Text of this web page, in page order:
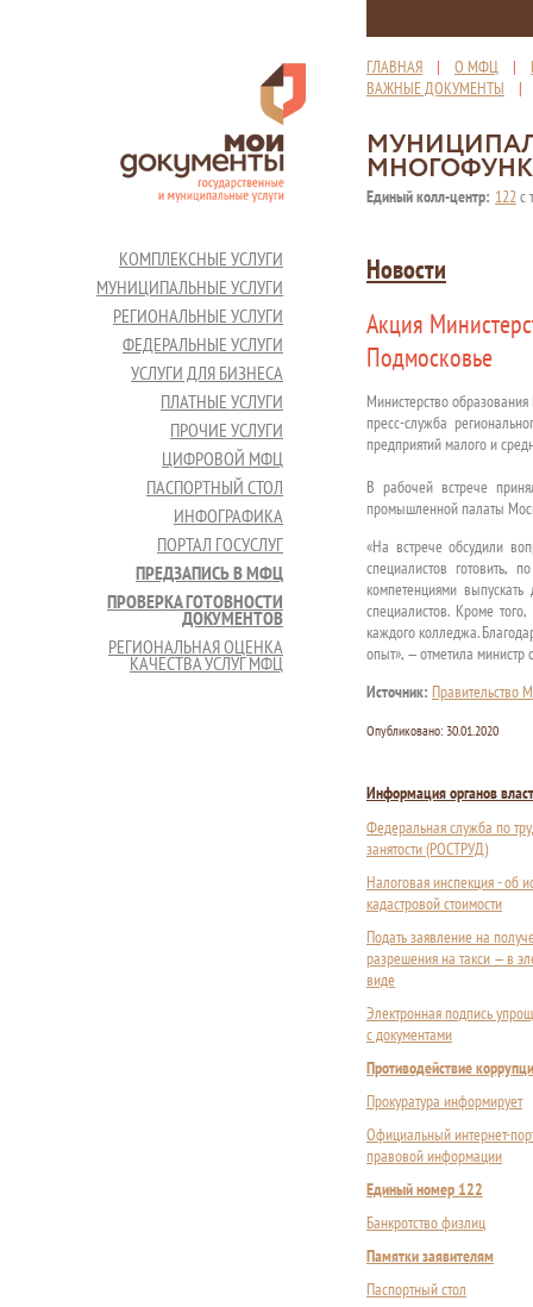
ГЛАВНАЯ | О МФЦ |
ВАЖНЫЕ ДОКУМЕНТЫ
Единый колл-центр: 122с
КОМПЛЕКСНЫЕ УСЛУГИ
МУНИЦИПАЛЬНЫЕ УСЛУГИ
РЕГИОНАЛЬНЫЕ УСЛУГИ
ФЕДЕРАЛЬНЫЕ УСЛУГИ
УСЛУГИ ДЛЯ БИЗНЕСА
ПЛАТНЫЕ УСЛУГИ
ПРОЧИЕ УСЛУГИ
ЦИФРОВОЙ МФЦ
ПАСПОРТНЫЙ СТОЛ
ИНФОГРАФИКА
ПОРТАЛ ГОСУСЛУГ
ПРЕДЗАПИСЬ В МФЦ
ПРОВЕРКА ГОТОВНОСТИ
ДОКУМЕНТОВ
РЕГИОНАЛЬНАЯ ОЦЕНКА
КАЧЕСТВА УСЛУГ МФЦ
Новости
Акция
Подмосковье
Министерство
пресс-служба
предприятий малого и
В рабочей встрече
промышленной палаты
«На встрече обсудили
специалистов готовить,
компетенциями
специалистов. Кроме
каждого колледжа.
опыт», — отметила
Источник: Правительство
Опубликовано: 30.01.2020
Информация органов
Федеральная служба по
занятости (РОСТРУД)
Налоговая инспекция - об
кадастровой стоимости
Подать заявление на
разрешения на такси — в
виде
Электронная подпись
с документами
Противодействие
Прокуратура информирует
Официальный интернет-
правовой информации
Единый номер 122
Банкротство физлиц
Памятки заявителям
Паспортный стол